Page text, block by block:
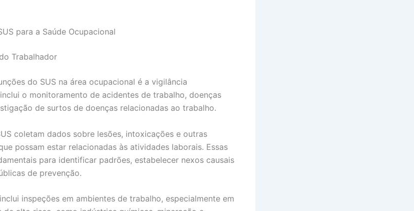
para a Saúde Ocupacional
Trabalhador
do SUS na área ocupacional é a vigilância
o monitoramento de acidentes de trabalho, doenças
de surtos de doenças relacionadas ao trabalho.
coletam dados sobre lesões, intoxicações e outras
possam estar relacionadas às atividades laborais. Essas
para identificar padrões, estabelecer nexos causais
de prevenção.
inspeções em ambientes de trabalho, especialmente em